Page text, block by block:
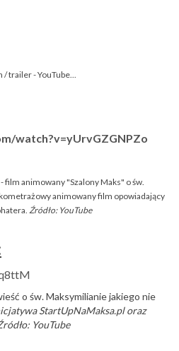
/ trailer - YouTube...
watch?v=yUrvGZGNPZo
-film animowany "Szalony Maks" o św.
animowany film opowiadający
Źródło: YouTube
o św. Maksymilianie jakiego nie
StartUpNaMaksa.pl oraz
YouTube